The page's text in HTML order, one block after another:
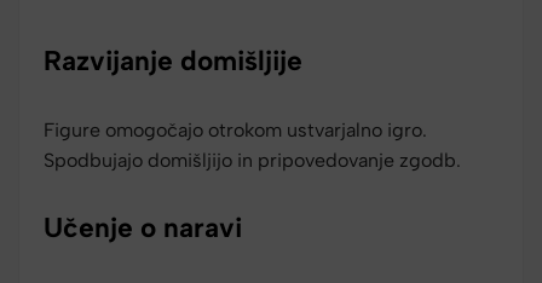
Razvijanje domišljije
Figure omogočajo otrokom ustvarjalno igro.
Spodbujajo domišljijo in pripovedovanje zgodb.
Učenje o naravi